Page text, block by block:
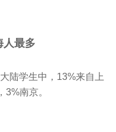
人最多
陆学生中，13%来自上
南京。